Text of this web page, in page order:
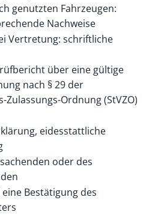
genutzten Fahrzeugen:
Nachweise
Vertretung: schriftliche
über eine gültige
nach § 29 der
Zulassungs-Ordnung (StVZO)
eidesstattliche
oder des
Bestätigung des